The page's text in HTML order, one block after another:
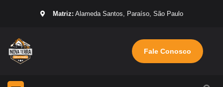
Matriz: Alameda Santos, Paraíso, São Paulo
Fale Conosco